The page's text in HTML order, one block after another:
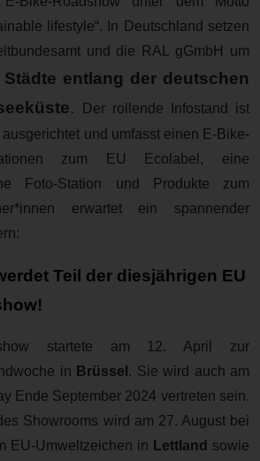
lifestyle“. In Deutschland setzen
und die RAL gGmbH um
Städte entlang der deutschen
. Der rollende Infostand ist
und umfasst einen E-Bike-
zum EU Ecolabel, eine
Foto-Station und Produkte zum
erwartet ein spannender
Teil der diesjährigen EU
startete am 12. April zur
in Brüssel . Sie wird auch am
Ende September 2024 vertreten sein.
Showrooms wird am 27. August bei
EU-Umweltzeichen in Lettland sowie